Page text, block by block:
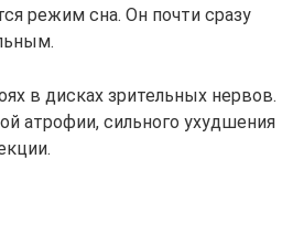
режим сна. Он почти сразу
в дисках зрительных нервов.
атрофии, сильного ухудшения